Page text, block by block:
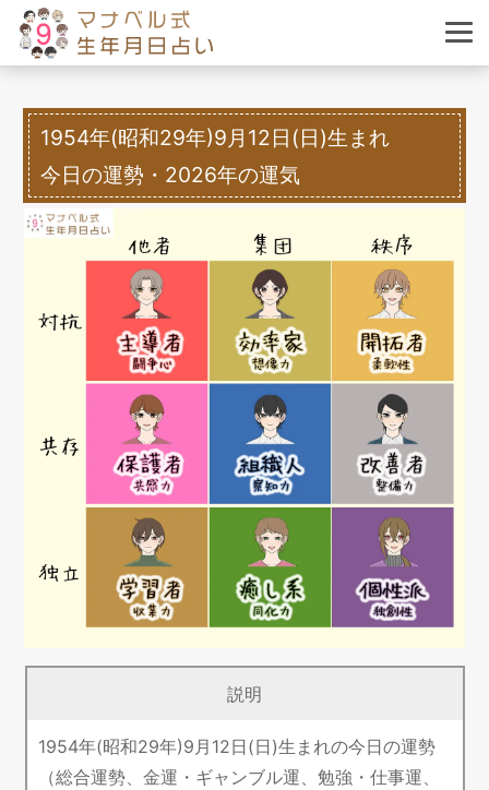
1954年(昭和29年)9月12日(日)生まれ
今日の運勢・2026年の運気
説明
1954年(昭和29年)9月12日(日)生まれの今日の運勢
（総合運勢、金運・ギャンブル運、勉強・仕事運、